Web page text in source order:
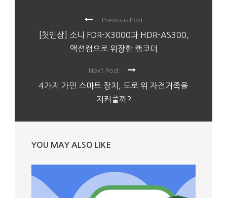
Previous Post
[첫인상] 소니 FDR-X3000과 HDR-AS300,
액션캠으로 위장한 캠코더
Next Post
4가지 가민 스마트 장치, 도로 위 자전거족을
지켜줄까?
YOU MAY ALSO LIKE